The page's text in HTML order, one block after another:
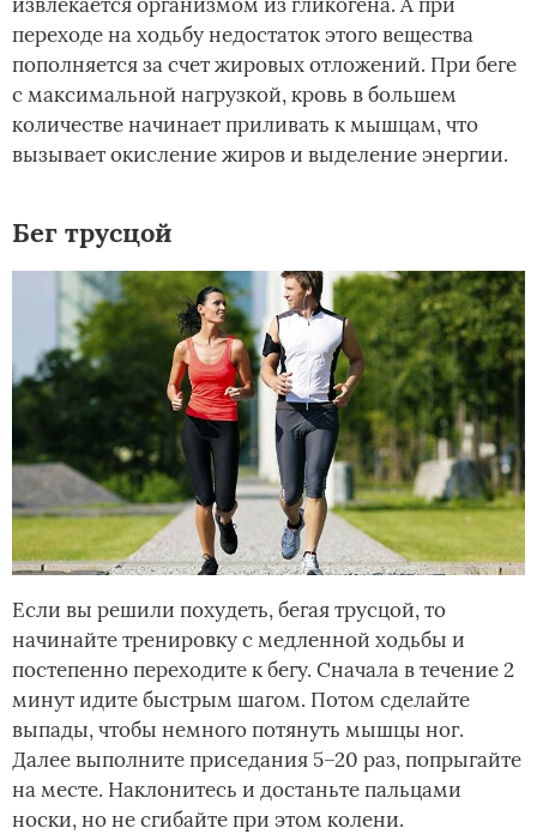
переходе на ходьбу недостаток этого вещества
пополняется за счет жировых отложений. При беге
с максимальной нагрузкой, кровь в большем
количестве начинает приливать к мышцам, что
вызывает окисление жиров и выделение энергии.
Бег трусцой
Если вы решили похудеть, бегая трусцой, то
начинайте тренировку с медленной ходьбы и
постепенно переходите к бегу. Сначала в течение 2
минут идите быстрым шагом. Потом сделайте
выпады, чтобы немного потянуть мышцы ног.
Далее выполните приседания 5–20 раз, попрыгайте
на месте. Наклонитесь и достаньте пальцами
носки, но не сгибайте при этом колени.